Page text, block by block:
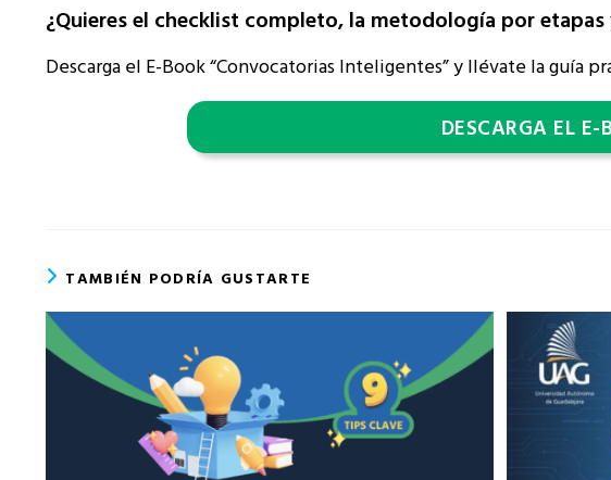
¿Quieres el checklist completo, la metodología por
Descarga el E-Book “Convocatorias Inteligentes” y llévate la guía
DESCARGA EL
TAMBIÉN PODRÍA GUSTARTE